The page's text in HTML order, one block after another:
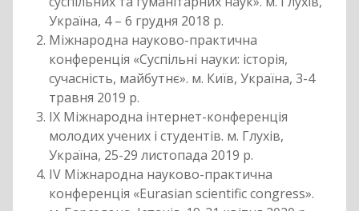
Україна, 4 – 6 грудня 2018 р.
Міжнародна науково-практична
конференція «Суспільні науки: історія,
сучасність, майбутнє». м. Київ, Україна, 3-4
травня 2019 р.
ІХ Міжнародна інтернет-конференція
молодих учених і студентів. м. Глухів,
Україна, 25-29 листопада 2019 р.
IV Міжнародна науково-практична
конференція «Eurasian scientific congress».